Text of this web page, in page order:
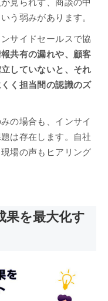
見られず、商談の中
う弱みがあります。
サイドセールスで協
共有の漏れや、顧客
していないと、それ
く担当間の認識のズ
の場合も、インサイ
は存在します。自社
場の声もヒアリング
果を最大化す